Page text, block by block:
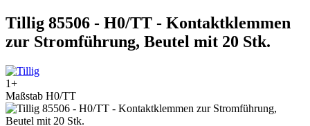
Tillig 85506 - H0/TT - Kontaktklemmen
zur Stromführung, Beutel mit 20 Stk.
1+
Maßstab H0/TT